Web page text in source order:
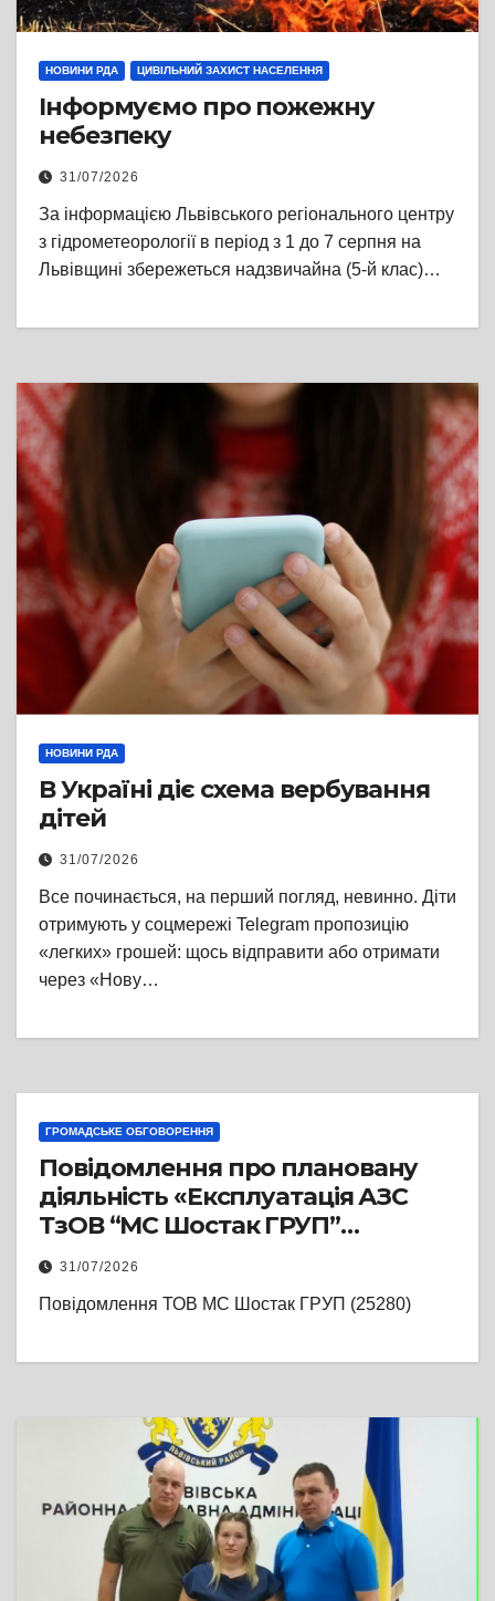
НОВИНИ РДА ЦИВІЛЬНИЙ ЗАХИСТ НАСЕЛЕННЯ
Інформуємо про пожежну
небезпеку
31/07/2026
За інформацією Львівського регіонального центру
з гідрометеорології в період з 1 до 7 серпня на
Львівщині збережеться надзвичайна (5-й клас)…
НОВИНИ РДА
В Україні діє схема вербування
дітей
31/07/2026
Все починається, на перший погляд, невинно. Діти
отримують у соцмережі Telegram пропозицію
«легких» грошей: щось відправити або отримати
через «Нову…
ГРОМАДСЬКЕ ОБГОВОРЕННЯ
Повідомлення про плановану
діяльність «Експлуатація АЗС
ТзОВ “МС Шостак ГРУП”
призначеної для зберігання та
реалізації світлих
нафтопродуктів, та заправка
типів за адресою: Львівська
Воля-Висоцька, вул. Героїв
України, буд. 96» суб’єкта
господарювання ТОВ «МС
ШОСТАК ГРУП» (реєстраційний
номер справи 25280)
31/07/2026
Повідомлення ТОВ МС Шостак ГРУП (25280)